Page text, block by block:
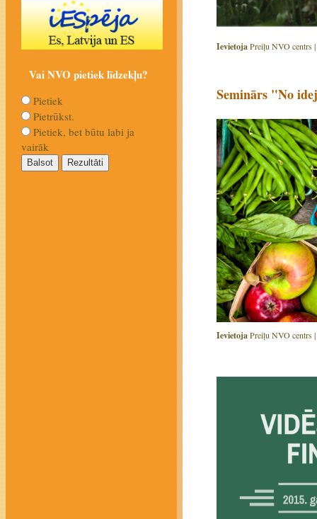
IevietojaPreiļu NVO centrs |
Seminārs "No
IevietojaPreiļu NVO centrs |
Vai NVO pietiek līdzekļu?
Pietiek
Pietrūkst.
Pietiek, bet būtu labi ja
vairāk